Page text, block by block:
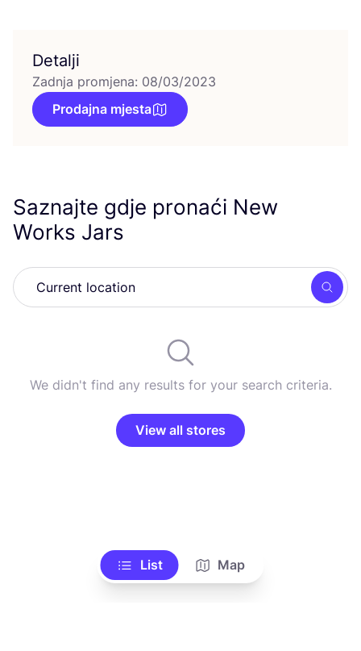
Detalji
Zadnja promjena: 08/03/2023
Prodajna mjesta
Saznajte gdje pronaći New
Works Jars
We didn't find any results for your search criteria.
View all stores
List Map